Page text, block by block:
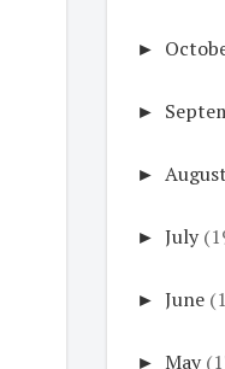
►
►
► August
► July
► June
► May